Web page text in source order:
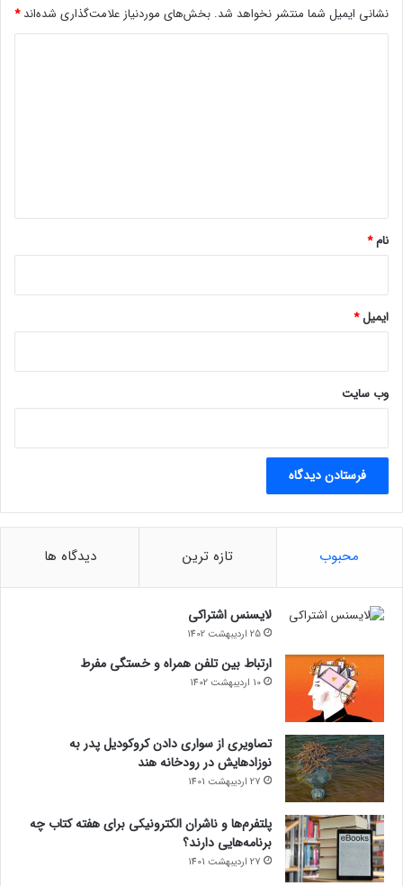
نشانی ایمیل شما منتشر نخواهد شد. بخش‌های موردنیاز علامت‌گذاری شده‌اند*
نام*
ایمیل*
وب‌ سایت
محبوب تازه ترین دیدگاه ها
لایسنس اشتراکی
25 اردیبهشت 1402
ارتباط بین تلفن همراه و خستگی مفرط
10 اردیبهشت 1402
تصاویری از سواری دادن کروکودیل پدر به
نوزادهایش در رودخانه هند
27 اردیبهشت 1401
پلتفرم‌ها و ناشران الکترونیکی برای هفته کتاب چه
برنامه‌هایی دارند؟
27 اردیبهشت 1401